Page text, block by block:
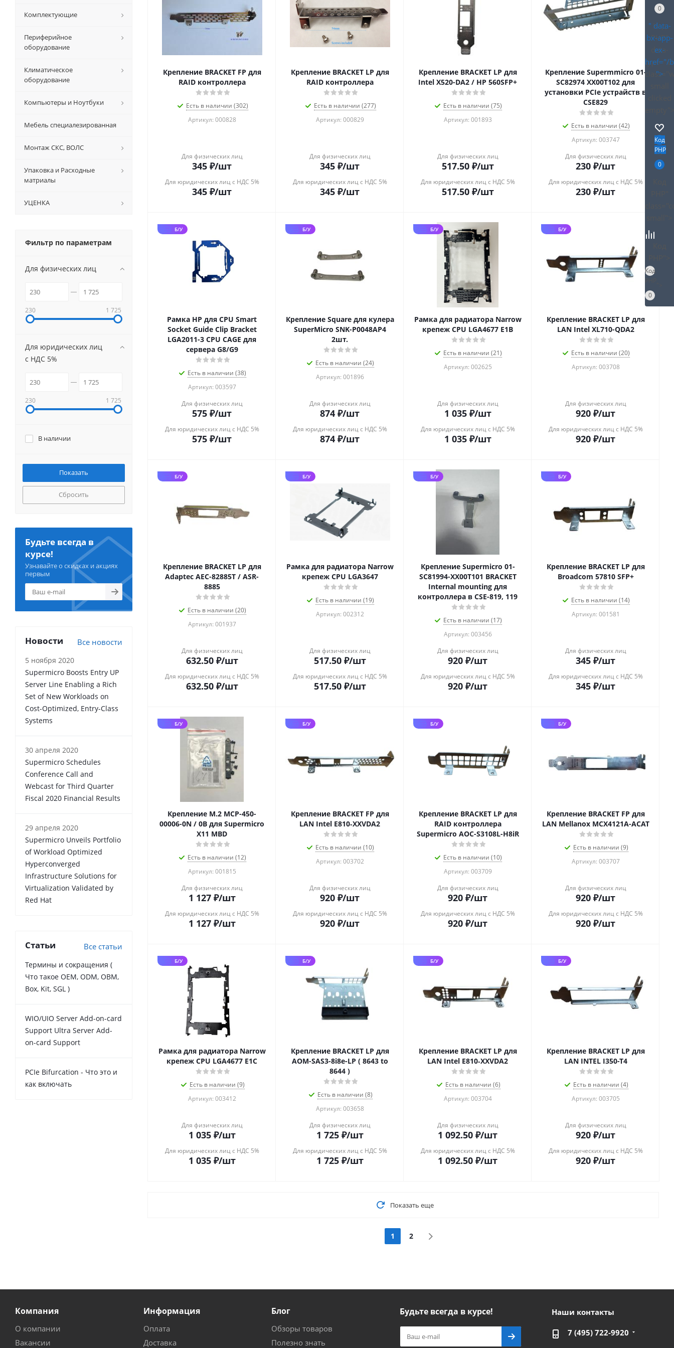
Крепление BRACKET FP для
RAID контроллера
Есть в наличии (302)
Артикул: 000828
Для физических лиц
345 ₽/шт
Для юридических лиц с НДС 5%
345 ₽/шт
Крепление BRACKET LP для
RAID контроллера
Есть в наличии (277)
Артикул: 000829
Для физических лиц
345 ₽/шт
Для юридических лиц с НДС 5%
345 ₽/шт
Крепление BRACKET LP для
Intel X520-DA2 / HP 560SFP+
Есть в наличии (75)
Артикул: 001893
Для физических лиц
517.50₽/шт
Для юридических лиц с НДС 5%
517.50₽/шт
Крепление Supermmicro 01-
SC82974 XX00T102 для
установки PCIe устрайств в
CSE829
Есть в наличии (42)
Артикул: 003747
Для физических лиц
230 ₽/шт
Для юридических лиц с НДС 5%
230 ₽/шт
Б/У
Рамка HP для CPU Smart
Socket Guide Clip Bracket
LGA2011-3 CPU CAGE для
сервера G8/G9
Есть в наличии (38)
Артикул: 003597
Для физических лиц
575 ₽/шт
Для юридических лиц с НДС 5%
575 ₽/шт
Б/У
Крепление Square для кулера
SuperMicro SNK-P0048AP4
2шт.
Есть в наличии (24)
Артикул: 001896
Для физических лиц
874 ₽/шт
Для юридических лиц с НДС 5%
874 ₽/шт
Б/У
Рамка для радиатора Narrow
крепеж CPU LGA4677 E1B
Есть в наличии (21)
Артикул: 002625
Для физических лиц
1 035₽/шт
Для юридических лиц с НДС 5%
1 035₽/шт
Б/У
Крепление BRACKET LP для
LAN Intel XL710-QDA2
Есть в наличии (20)
Артикул: 003708
Для физических лиц
920 ₽/шт
Для юридических лиц с НДС 5%
920 ₽/шт
Б/У
Крепление BRACKET LP для
Adaptec AEC-82885T / ASR-
8885
Есть в наличии (20)
Артикул: 001937
Для физических лиц
632.50₽/шт
Для юридических лиц с НДС 5%
632.50₽/шт
Б/У
Рамка для радиатора Narrow
крепеж CPU LGA3647
Есть в наличии (19)
Артикул: 002312
Для физических лиц
517.50₽/шт
Для юридических лиц с НДС 5%
517.50₽/шт
Б/У
Крепление Supermicro 01-
SC81994-XX00T101 BRACKET
Internal mounting для
контроллера в CSE-819, 119
Есть в наличии (17)
Артикул: 003456
Для физических лиц
920 ₽/шт
Для юридических лиц с НДС 5%
920 ₽/шт
Б/У
Крепление BRACKET LP для
Broadcom 57810 SFP+
Есть в наличии (14)
Артикул: 001581
Для физических лиц
345 ₽/шт
Для юридических лиц с НДС 5%
345 ₽/шт
Б/У
Крепление M.2 MCP-450-
00006-0N / 0B для Supermicro
X11 MBD
Есть в наличии (12)
Артикул: 001815
Для физических лиц
1 127₽/шт
Для юридических лиц с НДС 5%
1 127₽/шт
Б/У
Крепление BRACKET FP для
LAN Intel E810‑XXVDA2
Есть в наличии (10)
Артикул: 003702
Для физических лиц
920 ₽/шт
Для юридических лиц с НДС 5%
920 ₽/шт
Б/У
Крепление BRACKET LP для
RAID контроллера
Supermicro AOC-S3108L-H8iR
Есть в наличии (10)
Артикул: 003709
Для физических лиц
920 ₽/шт
Для юридических лиц с НДС 5%
920 ₽/шт
Б/У
Крепление BRACKET FP для
LAN Mellanox MCX4121A-ACAT
Есть в наличии (9)
Артикул: 003707
Для физических лиц
920 ₽/шт
Для юридических лиц с НДС 5%
920 ₽/шт
Б/У
Рамка для радиатора Narrow
крепеж CPU LGA4677 E1C
Есть в наличии (9)
Артикул: 003412
Для физических лиц
1 035₽/шт
Для юридических лиц с НДС 5%
1 035₽/шт
Б/У
Крепление BRACKET LP для
AOM-SAS3-8i8e-LP ( 8643 to
8644 )
Есть в наличии (8)
Артикул: 003658
Для физических лиц
1 725₽/шт
Для юридических лиц с НДС 5%
1 725₽/шт
Б/У
Крепление BRACKET LP для
LAN Intel E810‑XXVDA2
Есть в наличии (6)
Артикул: 003704
Для физических лиц
1 092.50 ₽/шт
Для юридических лиц с НДС 5%
1 092.50 ₽/шт
Б/У
Крепление BRACKET LP для
LAN INTEL I350-T4
Есть в наличии (4)
Артикул: 003705
Для физических лиц
920 ₽/шт
Для юридических лиц с НДС 5%
920 ₽/шт
Показать еще
1 2
Комплектующие
Периферийное
оборудование
Климатическое
оборудование
Компьютеры и Ноутбуки
Мебель специалезированная
Монтаж СКС, ВОЛС
Упаковка и Расходные
матриалы
УЦЕНКА
Фильтр по параметрам
Для физических лиц
230 1 725
Для юридических лиц
с НДС 5%
230 1 725
В наличии
Сбросить
Будьте всегда в
курсе!
Узнавайте о скидках и акциях
первым
Новости Все новости
5 ноября 2020
Supermicro Boosts Entry UP
Server Line Enabling a Rich
Set of New Workloads on
Cost-Optimized, Entry-Class
Systems
30 апреля 2020
Supermicro Schedules
Conference Call and
Webcast for Third Quarter
Fiscal 2020 Financial Results
29 апреля 2020
Supermicro Unveils Portfolio
of Workload Optimized
Hyperconverged
Infrastructure Solutions for
Virtualization Validated by
Red Hat
Статьи Все статьи
Термины и сокращения (
Что такое OEM, ODM, OBM,
Box, Kit, SGL )
WIO/UIO Server Add-on-card
Support Ultra Server Add-
on-card Support
PCIe Bifurcation - Что это и
как включать
Компания
О компании
Вакансии
Информация
Оплата
Доставка
Блог
Обзоры товаров
Полезно знать
Будьте всегда в курсе! Наши контакты
7 (495) 722-9920
0
Код
PHP"
data-
" data-
bx-app-
ex-
href="/
">
Код
PHP
">
0
Код
0